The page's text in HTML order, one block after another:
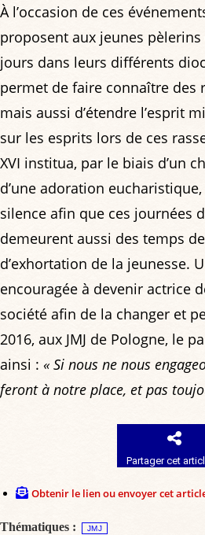
À l’occasion de ces
proposent aux jeunes
jours dans leurs différents
permet de faire connaître des
mais aussi d’étendre l’esprit
sur les esprits lors de ces
XVI institua, par le biais d’un
d’une adoration
silence afin que ces journées
demeurent aussi des temps
d’exhortation de la jeunesse.
encouragée à devenir actrice
société afin de la changer et
2016, aux JMJ de Pologne, le
ainsi : « Si nous ne nous
feront à notre place, et pas
Partager cet
Obtenir le lien ou envoyer cet
Thématiques : JMJ